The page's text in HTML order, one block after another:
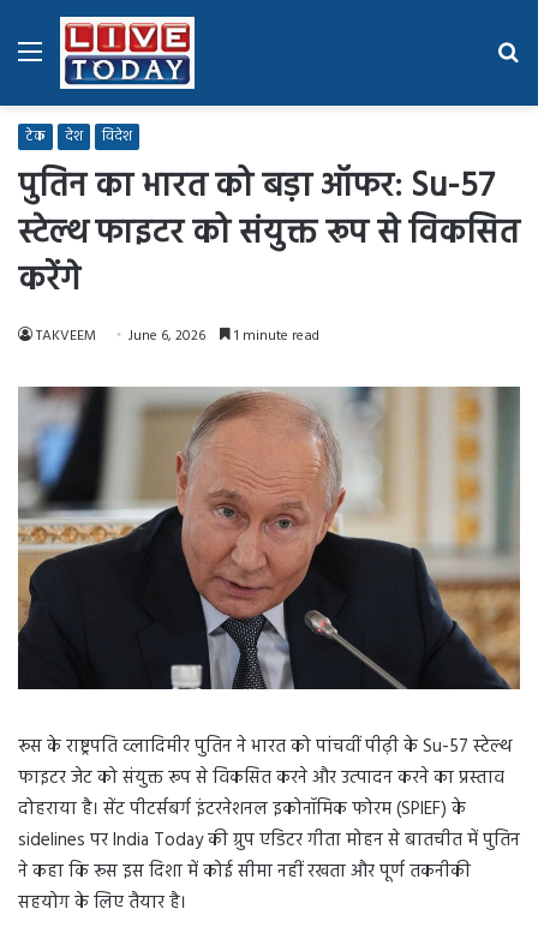
Menu
टेक देश विदेश
पुतिन का भारत को बड़ा ऑफर: Su-57
स्टेल्थ फाइटर को संयुक्त रूप से विकसित
करेंगे
TAKVEEM June 6, 2026 1 minute read
रूस के राष्ट्रपति व्लादिमीर पुतिन ने भारत को पांचवीं पीढ़ी के Su-57 स्टेल्थ
फाइटर जेट को संयुक्त रूप से विकसित करने और उत्पादन करने का प्रस्ताव
दोहराया है। सेंट पीटर्सबर्ग इंटरनेशनल इकोनॉमिक फोरम (SPIEF) के
sidelines पर India Today की ग्रुप एडिटर गीता मोहन से बातचीत में पुतिन
ने कहा कि रूस इस दिशा में कोई सीमा नहीं रखता और पूर्ण तकनीकी
सहयोग के लिए तैयार है।